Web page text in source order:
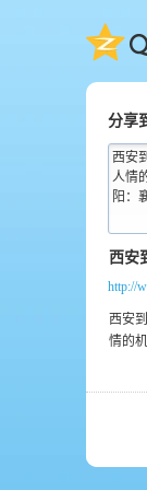
QQ
分享
西安
人情
阳：
http://